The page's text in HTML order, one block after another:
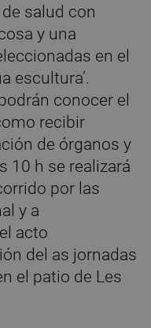
salud con
y una
en el
escultura’.
conocer el
recibir
de órganos y
10 h se realizará
por las
y a
acto
del as jornadas
el patio de Les